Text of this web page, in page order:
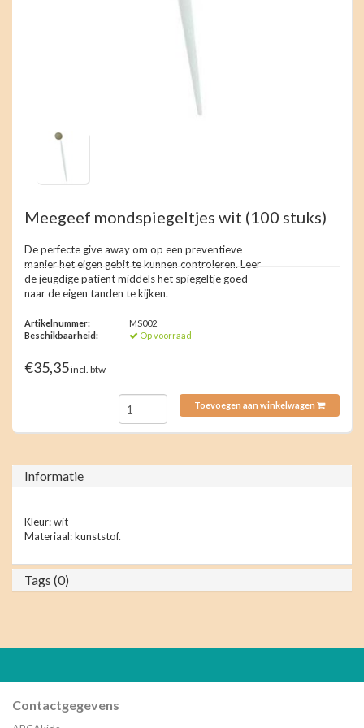
Meegeef mondspiegeltjes wit (100 stuks)
De perfecte give away om op een preventieve
manier het eigen gebit te kunnen controleren. Leer
de jeugdige patiënt middels het spiegeltje goed
naar de eigen tanden te kijken.
Artikelnummer:
MS002
Beschikbaarheid:
Op voorraad
€35,35incl. btw
Toevoegen aan winkelwagen
Informatie
Kleur: wit
Materiaal: kunststof.
Tags (0)
Contactgegevens